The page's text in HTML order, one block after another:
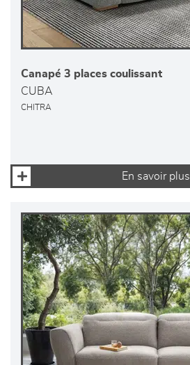
Canapé 3 places coulissant
CUBA
CHITRA
En savoir plus